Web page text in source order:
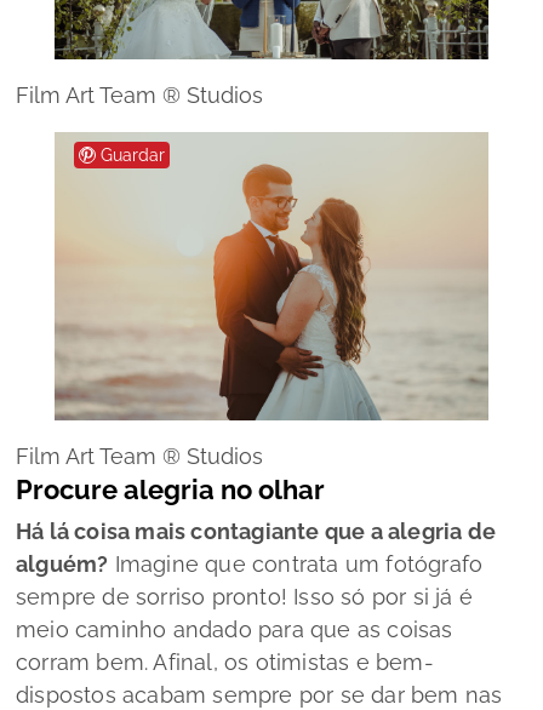
Film Art Team ® Studios
Guardar
Film Art Team ® Studios
Procure alegria no olhar
Há lá coisa mais contagiante que a alegria de
alguém? Imagine que contrata um fotógrafo
sempre de sorriso pronto! Isso só por si já é
meio caminho andado para que as coisas
corram bem. Afinal, os otimistas e bem-
dispostos acabam sempre por se dar bem nas